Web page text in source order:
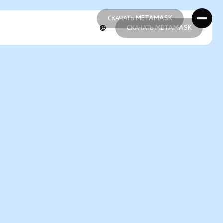
СКАЧАТЬ METAMASK
СКАЧАТЬ METAMASK
СКАЧАТЬ METAMASK